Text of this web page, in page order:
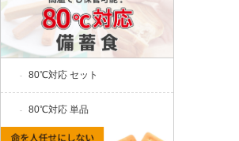
80℃対応 セット
80℃対応 単品